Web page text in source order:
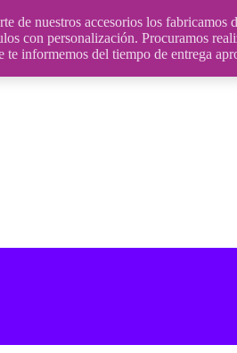
nuestros accesorios los fabricamos
con personalización. Procuramos
te informemos del tiempo de entrega